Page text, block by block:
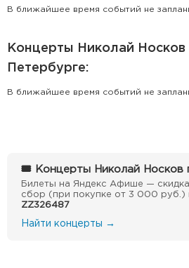
В ближайшее время событий не
Концерты Николай Носков
Петербурге:
В ближайшее время событий не
🎟 Концерты Николай Носков
Билеты на Яндекс Афише —
сбор (при покупке от 3 000 руб.)
ZZ326487
Найти концерты →